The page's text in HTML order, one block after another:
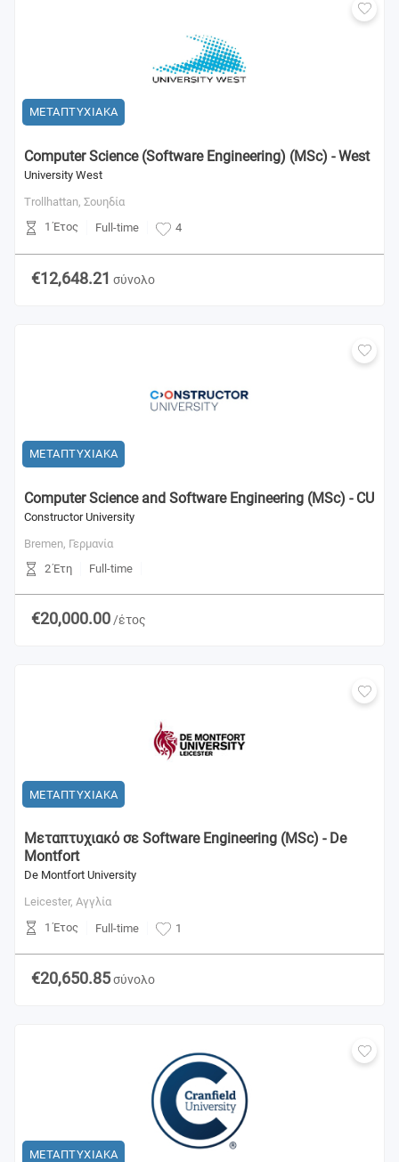
ΜΕΤΑΠΤΥΧΙΑΚΑ
Computer Science (Software Engineering) (MSc) - West
University West
Trollhattan, Σουηδία
1 Έτος
Full-time 4
€12,648.21 σύνολο
ΜΕΤΑΠΤΥΧΙΑΚΑ
Computer Science and Software Engineering (MSc) - CU
Constructor University
Bremen, Γερμανία
2 Έτη
Full-time
€20,000.00 /έτος
ΜΕΤΑΠΤΥΧΙΑΚΑ
Μεταπτυχιακό σε Software Engineering (MSc) - De
Montfort
De Montfort University
Leicester, Αγγλία
1 Έτος
Full-time 1
€20,650.85σύνολο
ΜΕΤΑΠΤΥΧΙΑΚΑ